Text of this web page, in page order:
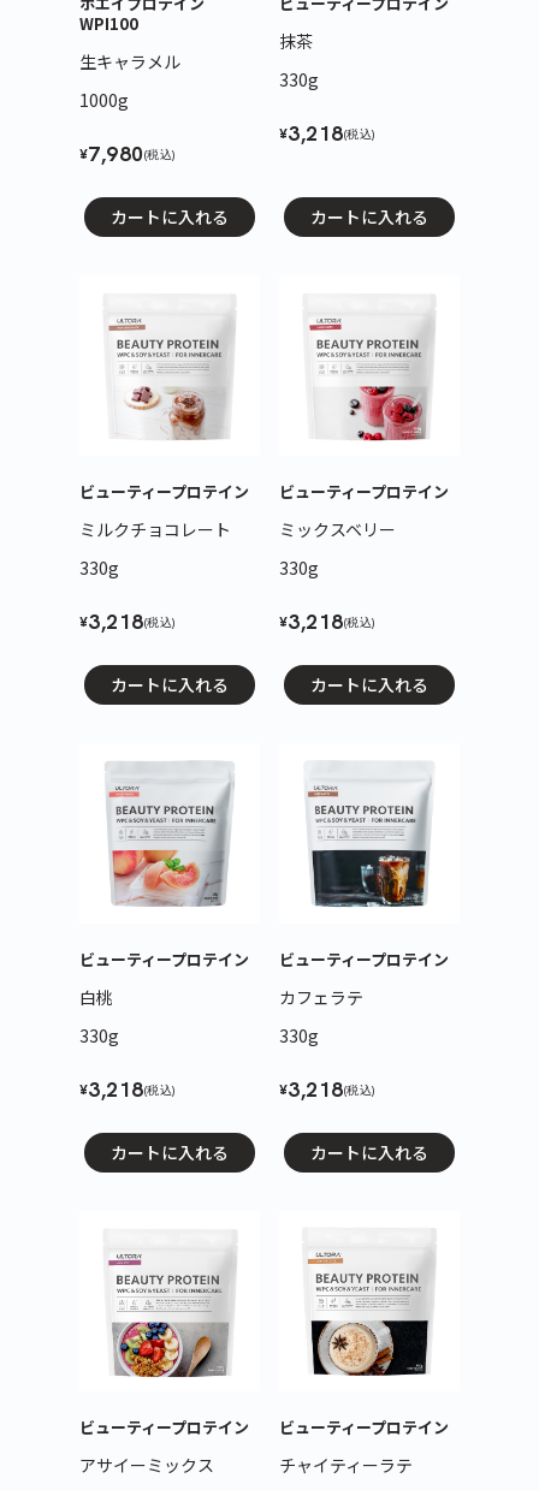
WPI100
生キャラメル
1000g
¥7,980(税込)
カートに入れる
抹茶
330g
¥3,218(税込)
カートに入れる
ビューティープロテイン
ミルクチョコレート
330g
¥3,218(税込)
カートに入れる
ビューティープロテイン
ミックスベリー
330g
¥3,218(税込)
カートに入れる
ビューティープロテイン
白桃
330g
¥3,218(税込)
カートに入れる
ビューティープロテイン
カフェラテ
330g
¥3,218(税込)
カートに入れる
ビューティープロテイン
アサイーミックス
ビューティープロテイン
チャイティーラテ